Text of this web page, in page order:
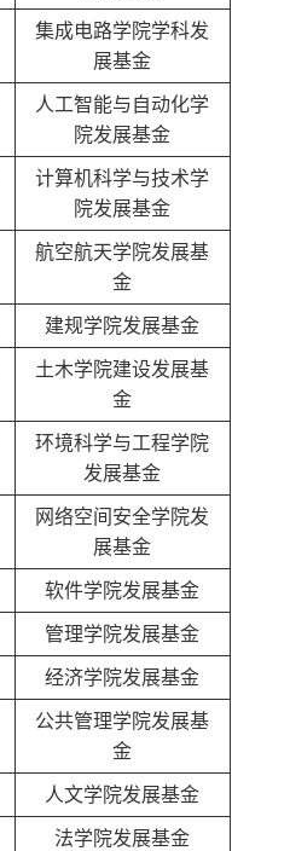
集成电路学院学科发
展基金
人工智能与自动化学
院发展基金
计算机科学与技术学
院发展基金
航空航天学院发展基
金
建规学院发展基金
土木学院建设发展基
金
环境科学与工程学院
发展基金
网络空间安全学院发
展基金
软件学院发展基金
管理学院发展基金
经济学院发展基金
公共管理学院发展基
金
人文学院发展基金
法学院发展基金